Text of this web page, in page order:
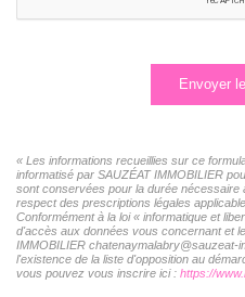
Envoyer
« Les informations recueillies sur ce
informatisé par SAUZÉAT IMMOBILIER
sont conservées pour la durée nécessaire
respect des prescriptions légales
Conformément à la loi « informatique et
d'accès aux données vous concernant et
IMMOBILIER chatenaymalabry@sauzeat-
l'existence de la liste d'opposition au
vous pouvez vous inscrire ici : https://